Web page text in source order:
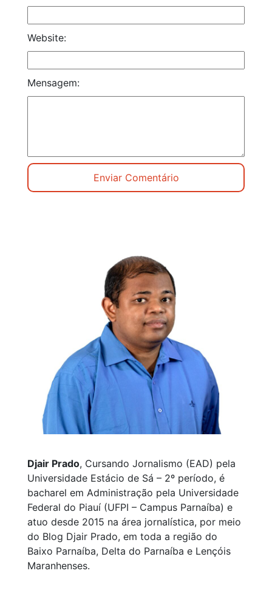
Website:
Mensagem:
Djair Prado, Cursando Jornalismo (EAD) pela
Universidade Estácio de Sá – 2º período, é
bacharel em Administração pela Universidade
Federal do Piauí (UFPI – Campus Parnaíba) e
atuo desde 2015 na área jornalística, por meio
do Blog Djair Prado, em toda a região do
Baixo Parnaíba, Delta do Parnaíba e Lençóis
Maranhenses.